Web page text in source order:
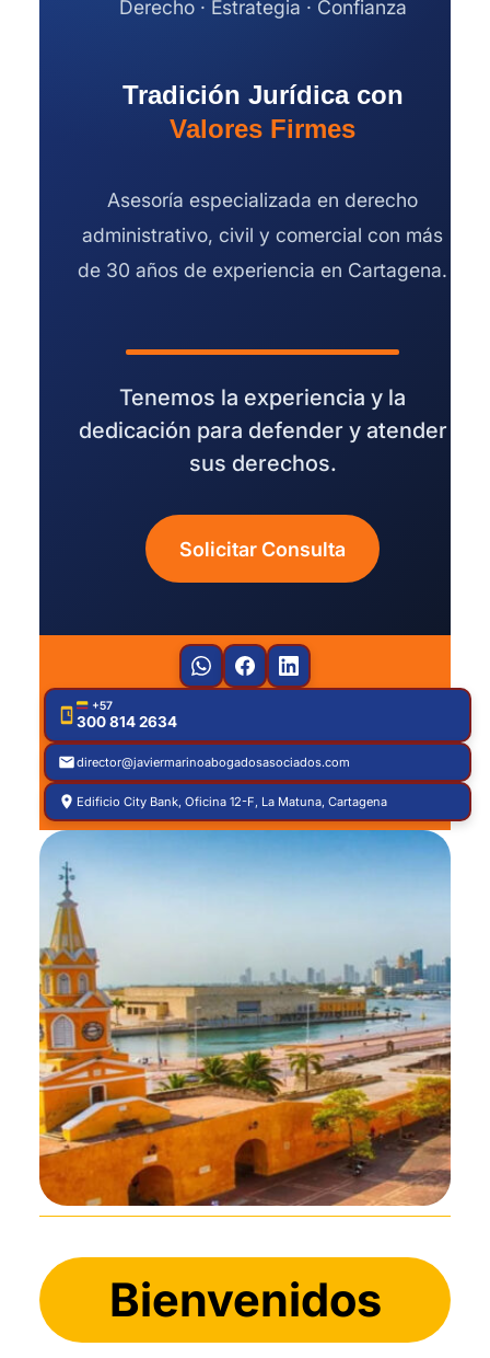
Derecho · Estrategia · Confianza
Tradición Jurídica con
Valores Firmes
Asesoría especializada en derecho
administrativo, civil y comercial con más
de 30 años de experiencia en Cartagena.
Tenemos la experiencia y la
dedicación para defender y atender
sus derechos.
Solicitar Consulta
+57
300 814 2634
director@javiermarinoabogadosasociados.com
Edificio City Bank, Oficina 12-F, La Matuna, Cartagena
Bienvenidos